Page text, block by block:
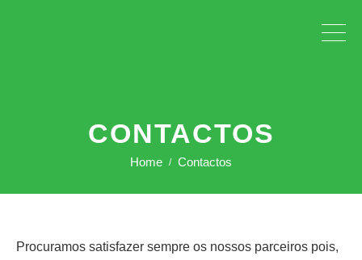
CONTACTOS
Home Contactos
Procuramos satisfazer sempre os nossos parceiros pois,